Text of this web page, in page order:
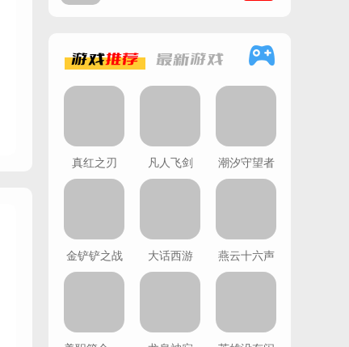
游戏推荐 最新游戏
真红之刃 凡人飞剑 潮汐守望者
金铲铲之战 大话西游 燕云十六声